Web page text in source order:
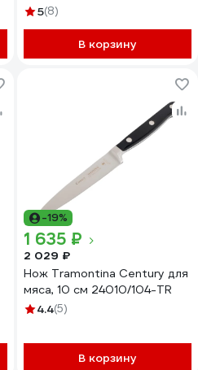
5(8)
В корзину
-19%
1 635 ₽
2 029 ₽
Нож Tramontina Century для
мяса, 10 см 24010/104-TR
4.4(5)
В корзину